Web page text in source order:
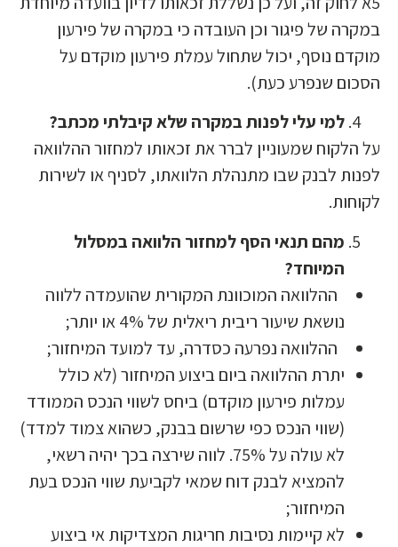
של פיגור וכן העובדה כי במקרה של פירעון
נוסף, יכול שתחול עמלת פירעון מוקדם על
שנפרע כעת).
למי עלי לפנות במקרה שלא קיבלתי מכתב?
הלקוח שמעוניין לברר את זכאותו למחזור ההלוואה
לבנק שבו מתנהלת הלוואתו, לסניף או לשירות
מהם תנאי הסף למחזור הלוואה במסלול
המיוחד?
ההלוואה המוכוונת המקורית שהועמדה ללווה
נושאת שיעור ריבית ריאלית של 4% או יותר;
ההלוואה נפרעה כסדרה, עד למועד המיחזור;
יתרת ההלוואה ביום ביצוע המיחזור (לא כולל
עמלות פירעון מוקדם) ביחס לשווי הנכס הממודד
(שווי הנכס כפי שרשום בבנק, כשהוא צמוד למדד)
לא עולה על 75%. לווה שירצה בכך יהיה רשאי,
להמציא לבנק דוח שמאי לקביעת שווי הנכס בעת
המיחזור;
לא קיימות נסיבות חריגות המצדיקות אי ביצוע